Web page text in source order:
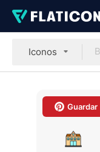
Iconos
Guardar